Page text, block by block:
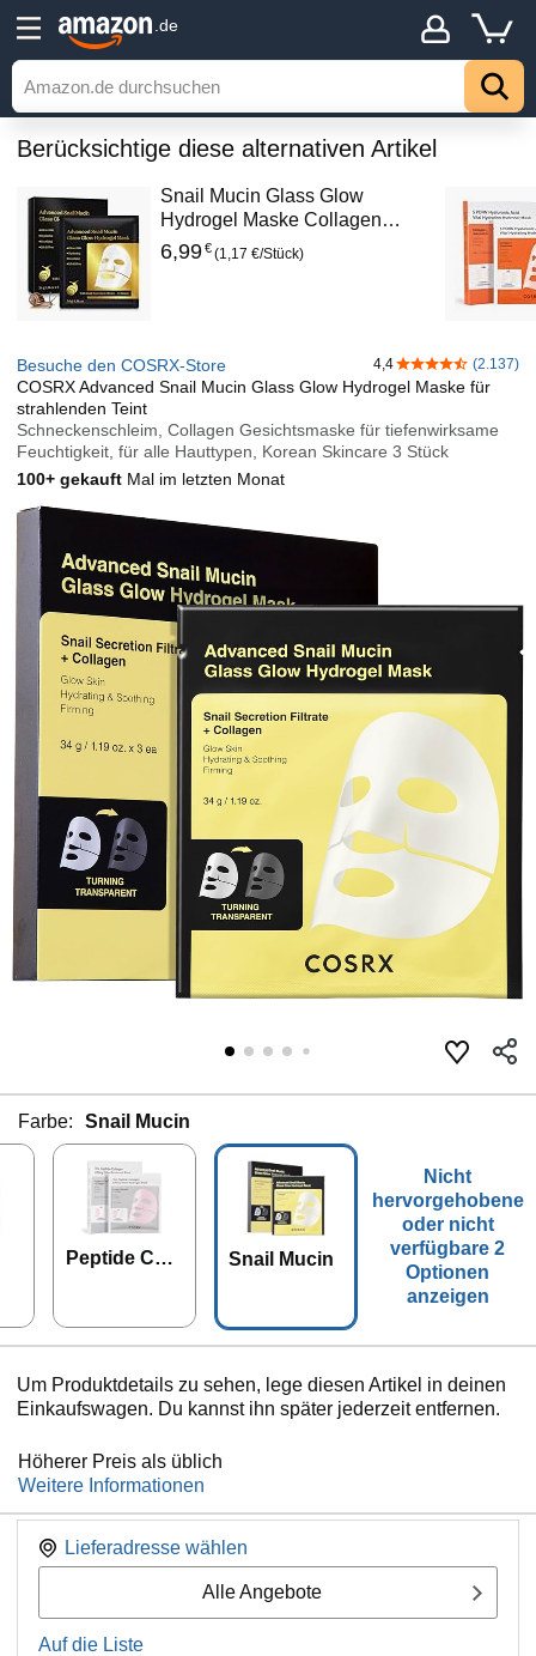
.de
Berücksichtige diese alternativen Artikel
Snail Mucin Glass Glow
Hydrogel Maske Collagen…
6,99€(1,17 €/Stück)
Besuche den COSRX-Store 4,44,4 von 5(2.137)
COSRX Advanced Snail Mucin Glass Glow Hydrogel Maske für
strahlenden Teint
Schneckenschleim, Collagen Gesichtsmaske für tiefenwirksame
Feuchtigkeit, für alle Hauttypen, Korean Skincare 3 Stück
100+ gekauft Mal im letzten Monat
Farbe: Snail Mucin
Peptide Coll
Snail Mucin
Nicht
hervorgehobene
oder nicht
verfügbare 2
Optionen
anzeigen
Um Produktdetails zu sehen, lege diesen Artikel in deinen
Einkaufswagen. Du kannst ihn später jederzeit entfernen.
Höherer Preis als üblich
Weitere Informationen
Lieferadresse wählen
Alle Angebote
Auf die Liste